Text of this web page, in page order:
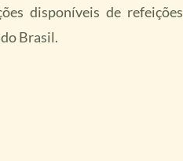
disponíveis de refeições
Brasil.